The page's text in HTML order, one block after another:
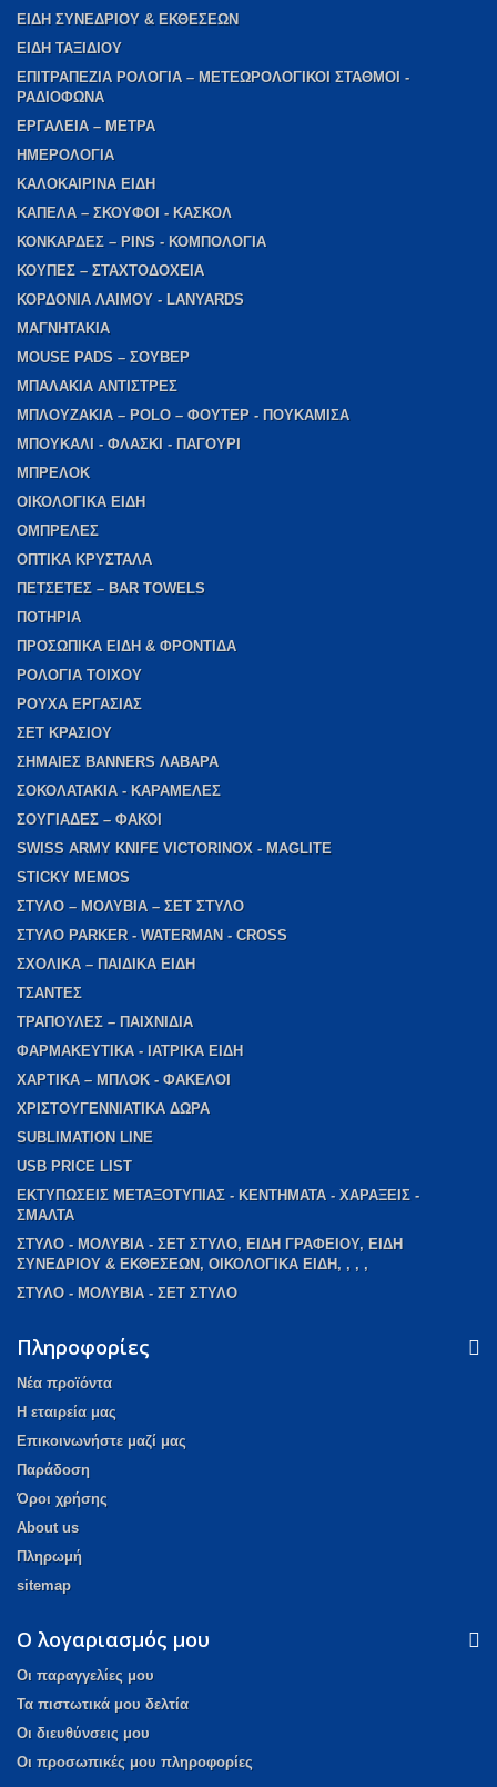
ΕΙΔΗ ΣΥΝΕΔΡΙΟΥ & ΕΚΘΕΣΕΩΝ
ΕΙΔΗ ΤΑΞΙΔΙΟΥ
ΕΠΙΤΡΑΠΕΖΙΑ ΡΟΛΟΓΙΑ – ΜΕΤΕΩΡΟΛΟΓΙΚΟΙ ΣΤΑΘΜΟΙ -
ΡΑΔΙΟΦΩΝΑ
ΕΡΓΑΛΕΙΑ – ΜΕΤΡΑ
ΗΜΕΡΟΛΟΓΙΑ
ΚΑΛΟΚΑΙΡΙΝΑ ΕΙΔΗ
ΚΑΠΕΛΑ – ΣΚΟΥΦΟΙ - ΚΑΣΚΟΛ
ΚΟΝΚΑΡΔΕΣ – PINS - ΚΟΜΠΟΛΟΓΙΑ
ΚΟΥΠΕΣ – ΣΤΑΧΤΟΔΟΧΕΙΑ
ΚΟΡΔΟΝΙΑ ΛΑΙΜΟΥ - LANYARDS
ΜΑΓΝΗΤΑΚΙΑ
MOUSE PADS – ΣΟΥΒΕΡ
ΜΠΑΛΑΚΙΑ ΑΝΤΙΣΤΡΕΣ
ΜΠΛΟΥΖΑΚΙΑ – POLO – ΦΟΥΤΕΡ - ΠΟΥΚΑΜΙΣΑ
ΜΠΟΥΚΑΛΙ - ΦΛΑΣΚΙ - ΠΑΓΟΥΡΙ
ΜΠΡΕΛΟΚ
ΟΙΚΟΛΟΓΙΚΑ ΕΙΔΗ
ΟΜΠΡΕΛΕΣ
ΟΠΤΙΚΑ ΚΡΥΣΤΑΛΑ
ΠΕΤΣΕΤΕΣ – BAR TOWELS
ΠΟΤΗΡΙΑ
ΠΡΟΣΩΠΙΚΑ ΕΙΔΗ & ΦΡΟΝΤΙΔΑ
ΡΟΛΟΓΙΑ ΤΟΙΧΟΥ
ΡΟΥΧΑ ΕΡΓΑΣΙΑΣ
ΣΕΤ ΚΡΑΣΙΟΥ
ΣΗΜΑΙΕΣ BANNERS ΛΑΒΑΡΑ
ΣΟΚΟΛΑΤΑΚΙΑ - ΚΑΡΑΜΕΛΕΣ
ΣΟΥΓΙΑΔΕΣ – ΦΑΚΟΙ
SWISS ARMY KNIFE VICTORINOX - MAGLITE
STICKY MEMOS
ΣΤΥΛΟ – ΜΟΛΥΒΙΑ – ΣΕΤ ΣΤΥΛΟ
ΣΤΥΛΟ PARKER - WATERMAN - CROSS
ΣΧΟΛΙΚΑ – ΠΑΙΔΙΚΑ ΕΙΔΗ
ΤΣΑΝΤΕΣ
ΤΡΑΠΟΥΛΕΣ – ΠΑΙΧΝΙΔΙΑ
ΦΑΡΜΑΚΕΥΤΙΚΑ - ΙΑΤΡΙΚΑ ΕΙΔΗ
ΧΑΡΤΙΚΑ – ΜΠΛΟΚ - ΦΑΚΕΛΟΙ
ΧΡΙΣΤΟΥΓΕΝΝΙΑΤΙΚΑ ΔΩΡΑ
SUBLIMATION LINE
USB PRICE LIST
ΕΚΤΥΠΩΣΕΙΣ ΜΕΤΑΞΟΤΥΠΙΑΣ - ΚΕΝΤΗΜΑΤΑ - ΧΑΡΑΞΕΙΣ -
ΣΜΑΛΤΑ
ΣΤΥΛΟ - ΜΟΛΥΒΙΑ - ΣΕΤ ΣΤΥΛΟ, ΕΙΔΗ ΓΡΑΦΕΙΟΥ, ΕΙΔΗ
ΣΥΝΕΔΡΙΟΥ & ΕΚΘΕΣΕΩΝ, ΟΙΚΟΛΟΓΙΚΑ ΕΙΔΗ, , , ,
ΣΤΥΛΟ - ΜΟΛΥΒΙΑ - ΣΕΤ ΣΤΥΛΟ
Πληροφορίες
Νέα προϊόντα
Η εταιρεία μας
Επικοινωνήστε μαζί μας
Παράδοση
Όροι χρήσης
About us
Πληρωμή
sitemap
Ο λογαριασμός μου
Οι παραγγελίες μου
Τα πιστωτικά μου δελτία
Οι διευθύνσεις μου
Οι προσωπικές μου πληροφορίες